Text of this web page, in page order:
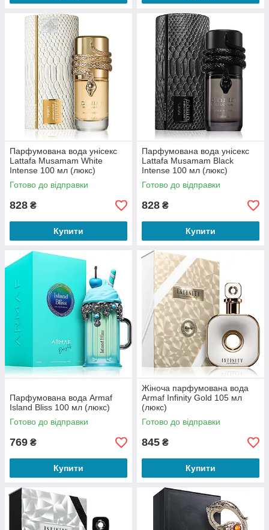
Парфумована вода унісекс
Lattafa Musamam White
Intense 100 мл (люкс)
Готово до відправки
828 ₴
Купити
Парфумована вода унісекс
Lattafa Musamam Black
Intense 100 мл (люкс)
Готово до відправки
828 ₴
Купити
Парфумована вода Armaf
Island Bliss 100 мл (люкс)
Готово до відправки
769 ₴
Купити
Жіноча парфумована вода
Armaf Infinity Gold 105 мл
(люкс)
Готово до відправки
845 ₴
Купити